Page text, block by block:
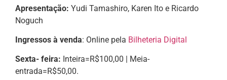
Apresentação: Yudi Tamashiro, Karen Ito e Ricardo
Noguch
Ingressos à venda: Online pela Bilheteria Digital
Sexta- feira: Inteira=R$100,00 | Meia-
entrada=R$50,00.